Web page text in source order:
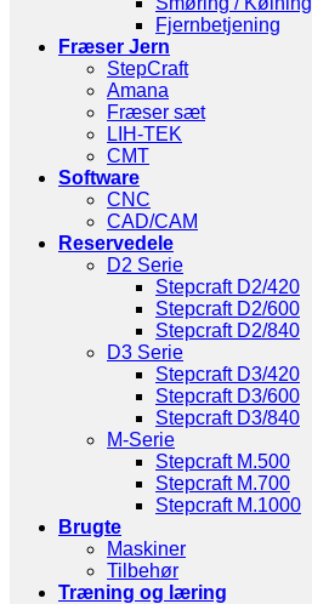
Fjernbetjening
Fræser Jern
StepCraft
Amana
Fræser sæt
LIH-TEK
CMT
Software
CNC
CAD/CAM
Reservedele
D2 Serie
Stepcraft D2/420
Stepcraft D2/600
Stepcraft D2/840
D3 Serie
Stepcraft D3/420
Stepcraft D3/600
Stepcraft D3/840
M-Serie
Stepcraft M.500
Stepcraft M.700
Stepcraft M.1000
Brugte
Maskiner
Tilbehør
Træning og læring